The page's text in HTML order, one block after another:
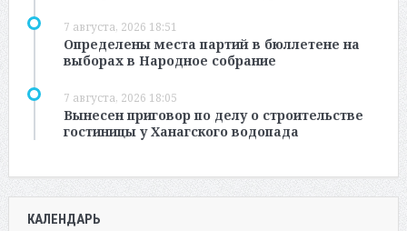
7 августа, 2026 18:51
Определены места партий в бюллетене на
выборах в Народное собрание
7 августа, 2026 18:05
Вынесен приговор по делу о строительстве
гостиницы у Ханагского водопада
КАЛЕНДАРЬ